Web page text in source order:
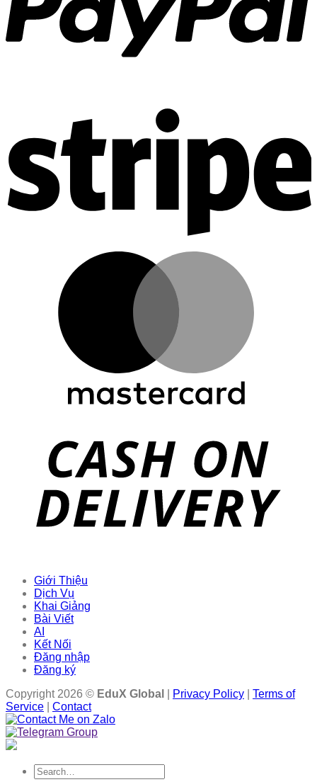
Giới Thiệu
Dịch Vụ
Khai Giảng
Bài Viết
AI
Kết Nối
Đăng nhập
Đăng ký
Copyright 2026 © EduX Global Privacy Policy
Terms of
Service
Contact
Search